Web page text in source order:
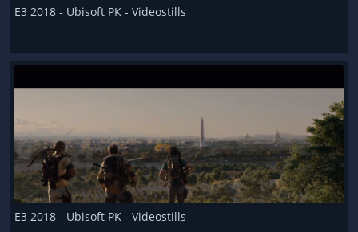
E3 2018 - Ubisoft PK - Videostills
E3 2018 - Ubisoft PK - Videostills